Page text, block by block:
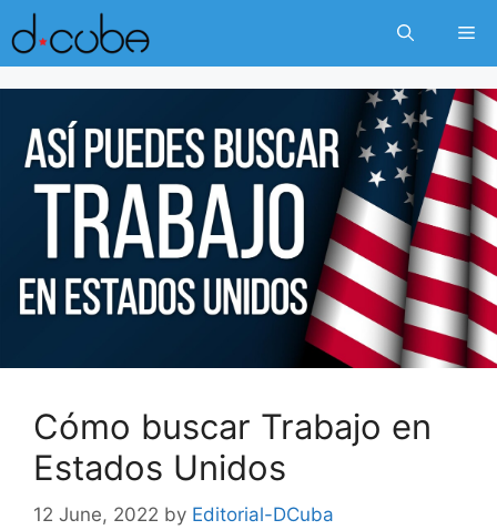
Skip
to
content
Cómo buscar Trabajo en
Estados Unidos
12 June, 2022 by Editorial-DCuba